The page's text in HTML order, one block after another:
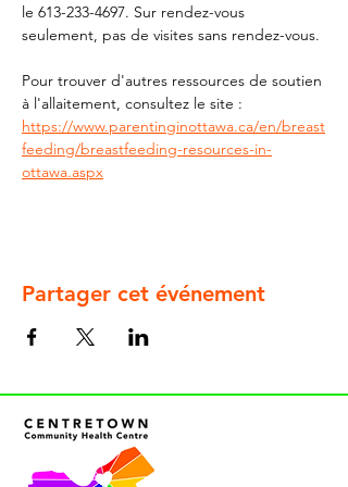
le 613-233-4697. Sur rendez-vous
seulement, pas de visites sans rendez-vous.
Pour trouver d'autres ressources de soutien
à l'allaitement, consultez le site :
https://www.parentinginottawa.ca/en/breast
feeding/breastfeeding-resources-in-
ottawa.aspx
Partager cet événement